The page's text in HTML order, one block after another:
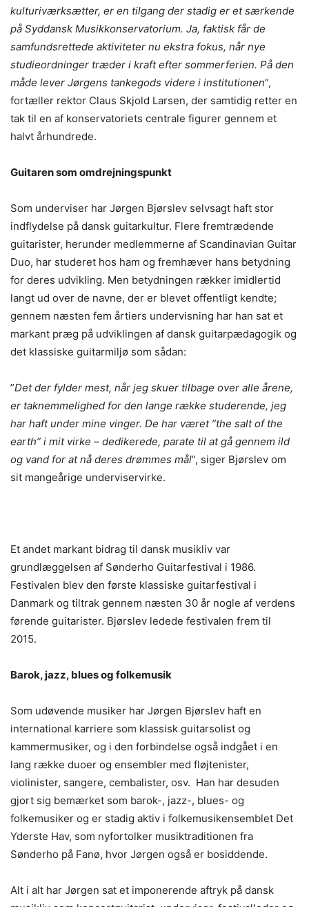
kulturiværksætter, er en tilgang der stadig er et særkende
på Syddansk Musikkonservatorium. Ja, faktisk får de
samfundsrettede aktiviteter nu ekstra fokus, når nye
studieordninger træder i kraft efter sommerferien. På den
måde lever Jørgens tankegods videre i institutionen”,
fortæller rektor Claus Skjold Larsen, der samtidig retter en
tak til en af konservatoriets centrale figurer gennem et
halvt århundrede.
Guitaren som omdrejningspunkt
Som underviser har Jørgen Bjørslev selvsagt haft stor
indflydelse på dansk guitarkultur. Flere fremtrædende
guitarister, herunder medlemmerne af Scandinavian Guitar
Duo, har studeret hos ham og fremhæver hans betydning
for deres udvikling. Men betydningen rækker imidlertid
langt ud over de navne, der er blevet offentligt kendte;
gennem næsten fem årtiers undervisning har han sat et
markant præg på udviklingen af dansk guitarpædagogik og
det klassiske guitarmiljø som sådan:
”Det der fylder mest, når jeg skuer tilbage over alle årene,
er taknemmelighed for den lange række studerende, jeg
har haft under mine vinger. De har været ”the salt of the
earth” i mit virke – dedikerede, parate til at gå gennem ild
og vand for at nå deres drømmes mål”, siger Bjørslev om
sit mangeårige underviservirke.
Et andet markant bidrag til dansk musikliv var
grundlæggelsen af Sønderho Guitarfestival i 1986.
Festivalen blev den første klassiske guitarfestival i
Danmark og tiltrak gennem næsten 30 år nogle af verdens
førende guitarister. Bjørslev ledede festivalen frem til
2015.
Barok, jazz, blues og folkemusik
Som udøvende musiker har Jørgen Bjørslev haft en
international karriere som klassisk guitarsolist og
kammermusiker, og i den forbindelse også indgået i en
lang række duoer og ensembler med fløjtenister,
violinister, sangere, cembalister, osv. Han har desuden
gjort sig bemærket som barok-, jazz-, blues- og
folkemusiker og er stadig aktiv i folkemusikensemblet Det
Yderste Hav, som nyfortolker musiktraditionen fra
Sønderho på Fanø, hvor Jørgen også er bosiddende.
Alt i alt har Jørgen sat et imponerende aftryk på dansk